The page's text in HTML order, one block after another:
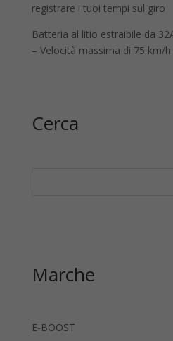
registrare i tuoi tempi sul giro
Batteria al litio estraibile da
– Velocità massima di 75 km/h
Cerca
Marche
E-BOOST